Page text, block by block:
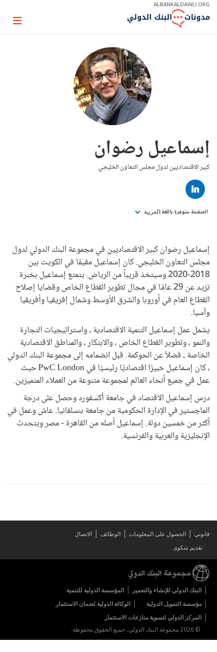
Skip
Main
ALBANKALDAWLI.ORG
Page
إسماعيل رضوان
كبير الاقتصاديين لدول مجلس التعاون الخليجي
LINKED
IN
الصفحة متوفرة باللغة: العربية
إسماعيل رضوان كبير الاقتصاديين في مجموعة البنك الدولي لدول
مجلس التعاون الخليجي. كان إسماعيل مقيمًا في الكويت بين
2018-2020 وسيتخذ قريباً من الرياض. يتمتع إسماعيل بخبرة
تزيد عن 29 عامًا في مجال تطوير القطاع الخاص وقضايا إصلاح
القطاع العام في أوروبا والشرق الأوسط وشمال إفريقيا وأفريقيا
وآسيا.
يشمل عمل إسماعيل التنمية الاقتصادية ، واستراتيجيات التجارة
والنمو ، وتطوير القطاع الخاص ، والابتكار ، والمناطق الاقتصادية
الخاصة ، فضلاً عن الحوكمة. قبل انضمامه إلى مجموعة البنك الدولي
، كان إسماعيل خبيرًا اقتصاديًا رئيسيًا في PwC London حيث
عمل في جميع أنحاء العالم لمجموعة متنوعة من العملاء المتميزين.
درس إسماعيل الاقتصاد في جامعة أكسفورد وحصل على درجة
الماجستير في الإدارة الحكومية من جامعة بنسلفانيا. عاش وعمل في
أكثر من خمسين دولة. إسماعيل أصله من القاهرة - مصر ويتحدث
الإنجليزية والعربية والفرنسية.
قانوني الحصول على المعلومات الوظائف
الاتصال
تقديم شكوى
البنك الدولي للإنشاء والتعمير
المؤسسة الدولية للتنمية
مؤسسة التمويل الدولية
الوكالة الدولية لضمان الاستثمار
المركز الدولي لتسوية منازعات الاستثمار
© 2026 مجموعة البنك الدولي، جميع الحقوق محفوظة.